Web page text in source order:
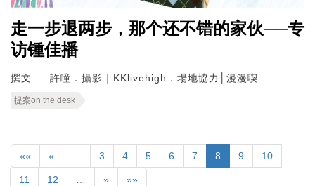
走一步退两步，那个还不错的家伙──专
访锺佳播
撰文 許瞳．攝影｜KKlivehigh．場地協力│漫漫喫
提案on the desk
«« « 3 4 5 6 7 8 9 10
11 12 » »»